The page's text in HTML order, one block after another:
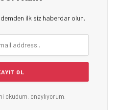
ilk siz haberdar olun.
okudum, onaylıyorum.